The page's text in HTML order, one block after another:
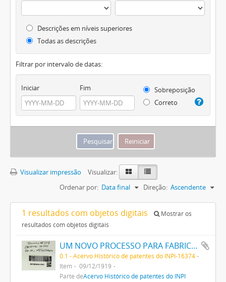
Descrições em níveis superiores
Todas as descrições
Filtrar por intervalo de datas:
Iniciar Fim
Sobreposição
Correto
Visualizar impressão
Visualizar:
Ordenar por: Data final Direção: Ascendente
1 resultados com objetos digitais
Mostrar os
resultados com objetos digitais
UM NOVO PROCESSO PARA FABRICAÇÃO DE MATERIAS CORANTES PRETAS ESCARLATES E AZUIS DOS MATIZES MAIS CLAROS AOS MAIS ESCUROS PARA TINGIR ALGODÃO DIRECTAMENTE
0.1 - Acervo Histórico de patentes do INPI-16374
Item
09/12/1919
Parte deAcervo Histórico de patentes do INPI